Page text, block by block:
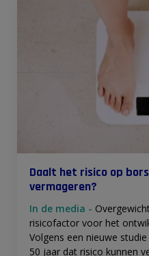
Daalt het risico op
vermageren?
In de media -
risicofactor voor het
Volgens een nieuwe
50 jaar dat risico kunnen